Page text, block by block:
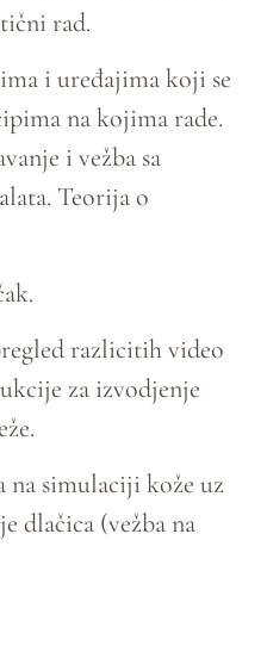
rad.
i uređajima koji se
na kojima rade.
i vežba sa
Teorija o
razlicitih video
za izvodjenje
na simulaciji kože uz
dlačica (vežba na